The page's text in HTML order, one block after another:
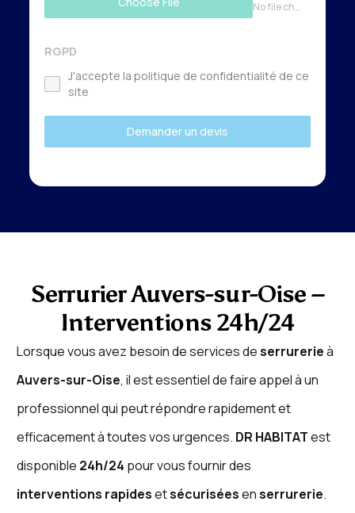
No file chosen
RGPD
J'accepte la politique de confidentialité de ce
site
Demander un devis
Serrurier Auvers-sur-Oise –
Interventions 24h/24
Lorsque vous avez besoin de services deserrurerieà
Auvers-sur-Oise, il est essentiel de faire appel à un
professionnel qui peut répondre rapidement et
efficacement à toutes vos urgences. DR HABITATest
disponible 24h/24 pour vous fournir des
interventions rapidesetsécuriséesenserrurerie.